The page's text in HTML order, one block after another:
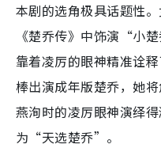
本剧的选角极具话题性
《楚乔传》中饰演“小
靠着凌厉的眼神精准诠
棒出演成年版楚乔，她
燕洵时的凌厉眼神演绎
为“天选楚乔”。